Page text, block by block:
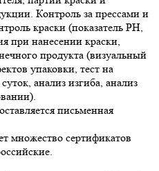
Контроль за прессами и
краски (показатель РН,
при нанесении краски,
продукта (визуальный
упаковки, тест на
анализ изгиба, анализ
письменная
множество сертификатов